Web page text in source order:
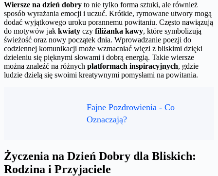
Wiersze na dzień dobry to nie tylko forma sztuki, ale również
sposób wyrażania emocji i uczuć. Krótkie, rymowane utwory mogą
dodać wyjątkowego uroku porannemu powitaniu. Często nawiązują
do motywów jak kwiaty czy filiżanka kawy, które symbolizują
świeżość oraz nowy początek dnia. Wprowadzanie poezji do
codziennej komunikacji może wzmacniać więzi z bliskimi dzięki
dzieleniu się pięknymi słowami i dobrą energią. Takie wiersze
można znaleźć na różnych platformach inspiracyjnych, gdzie
ludzie dzielą się swoimi kreatywnymi pomysłami na powitania.
Fajne Pozdrowienia - Co
Oznaczają?
Życzenia na Dzień Dobry dla Bliskich:
Rodzina i Przyjaciele